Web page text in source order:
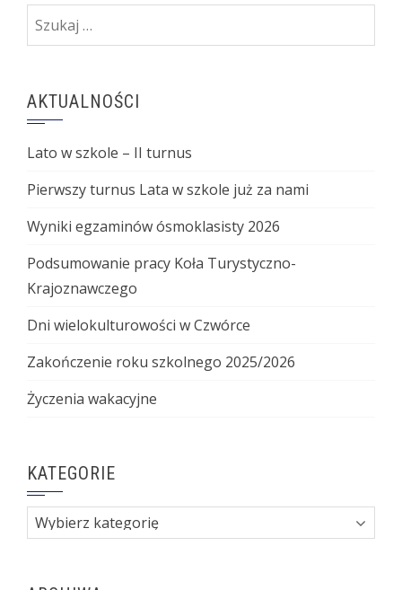
Szukaj:
AKTUALNOŚCI
Lato w szkole – II turnus
Pierwszy turnus Lata w szkole już za nami
Wyniki egzaminów ósmoklasisty 2026
Podsumowanie pracy Koła Turystyczno-
Krajoznawczego
Dni wielokulturowości w Czwórce
Zakończenie roku szkolnego 2025/2026
Życzenia wakacyjne
KATEGORIE
Kategorie